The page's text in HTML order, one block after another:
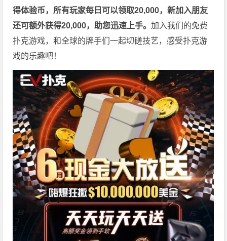
得体验币，所有玩家每日可以领取20,000，新加入朋友
还可额外获得20,000，助您迅速上手。加入我们的免费
扑克游戏，和全球的牌手们一起切磋技艺，感受扑克游
戏的乐趣吧！